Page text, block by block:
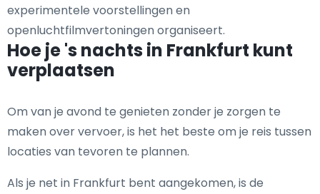
experimentele voorstellingen en
openluchtfilmvertoningen organiseert.
Hoe je 's nachts in Frankfurt kunt
verplaatsen
Om van je avond te genieten zonder je zorgen te
maken over vervoer, is het het beste om je reis tussen
locaties van tevoren te plannen.
Als je net in Frankfurt bent aangekomen, is de